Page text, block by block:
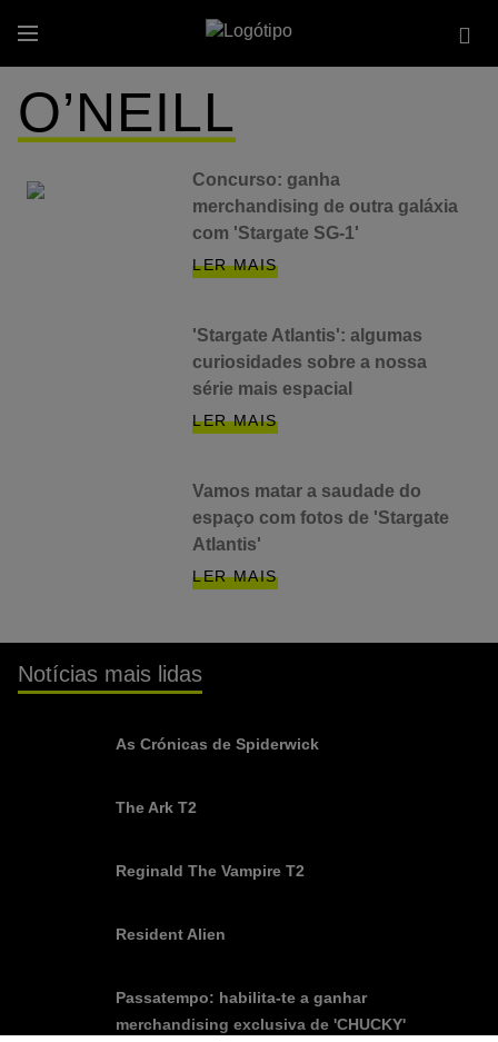
para
o
conteúdo
principal
Menu
O’NEILL
Concurso: ganha
merchandising de outra galáxia
com 'Stargate SG-1'
LER MAIS
'Stargate Atlantis': algumas
curiosidades sobre a nossa
série mais espacial
LER MAIS
Vamos matar a saudade do
espaço com fotos de 'Stargate
Atlantis'
LER MAIS
Notícias mais lidas
As Crónicas de Spiderwick
The Ark T2
Reginald The Vampire T2
Resident Alien
Passatempo: habilita-te a ganhar
merchandising exclusiva de 'CHUCKY'